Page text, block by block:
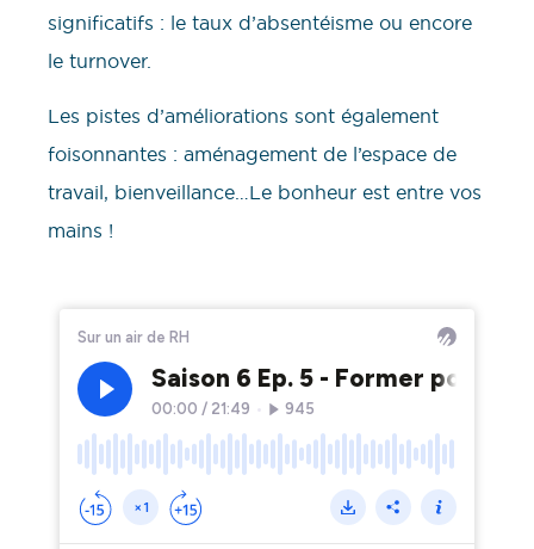
significatifs : le taux d’absentéisme ou encore
le turnover.
Les pistes d’améliorations sont également
foisonnantes : aménagement de l’espace de
travail, bienveillance…Le bonheur est entre vos
mains !